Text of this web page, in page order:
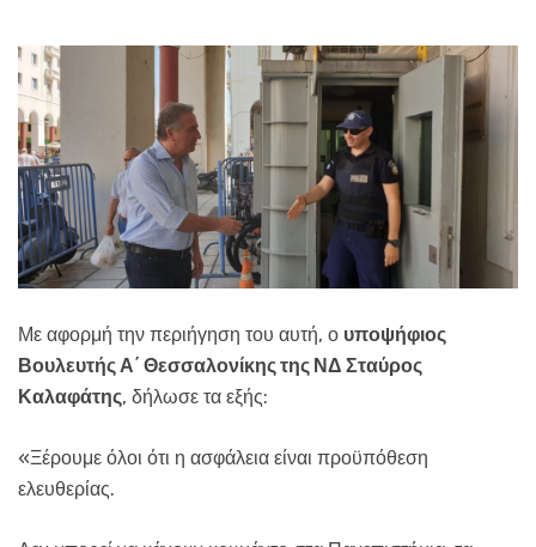
Με αφορμή την περιήγηση του αυτή, ο υποψήφιος
Βουλευτής Α΄ Θεσσαλονίκης της ΝΔ Σταύρος
Καλαφάτης, δήλωσε τα εξής:
«Ξέρουμε όλοι ότι η ασφάλεια είναι προϋπόθεση
ελευθερίας.